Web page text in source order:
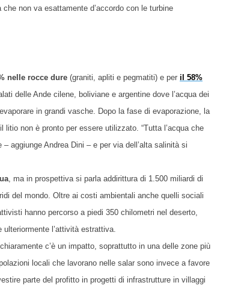
non va esattamente d’accordo con le turbine
nelle rocce dure (graniti, apliti e pegmatiti) e per il 58%
delle Ande cilene, boliviane e argentine dove l’acqua dei
in grandi vasche. Dopo la fase di evaporazione, la
non è pronto per essere utilizzato. “Tutta l’acqua che
– aggiunge AndreaDini – e per via dell’alta salinità si
, ma in prospettiva si parla addirittura di 1.500 miliardi di
del mondo. Oltre ai costi ambientali anche quelli sociali
hanno percorso a piedi 350 chilometri nel deserto,
ulteriormente l’attività estrattiva.
c’è un impatto, soprattutto in una delle zone più
locali che lavorano nelle salar sono invece a favore
parte del profitto in progetti di infrastrutture in villaggi